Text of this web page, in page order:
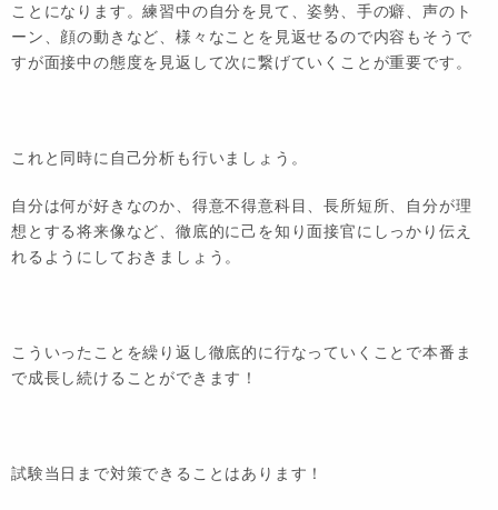
ことになります。練習中の自分を見て、姿勢、手の癖、声のト
ーン、顔の動きなど、様々なことを見返せるので内容もそうで
すが面接中の態度を見返して次に繋げていくことが重要です。
これと同時に自己分析も行いましょう。
自分は何が好きなのか、得意不得意科目、長所短所、自分が理
想とする将来像など、徹底的に己を知り面接官にしっかり伝え
れるようにしておきましょう。
こういったことを繰り返し徹底的に行なっていくことで本番ま
で成長し続けることができます！
試験当日まで対策できることはあります！